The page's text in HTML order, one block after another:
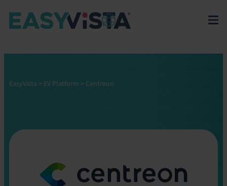
EasyVista > EV Platform > Centreon